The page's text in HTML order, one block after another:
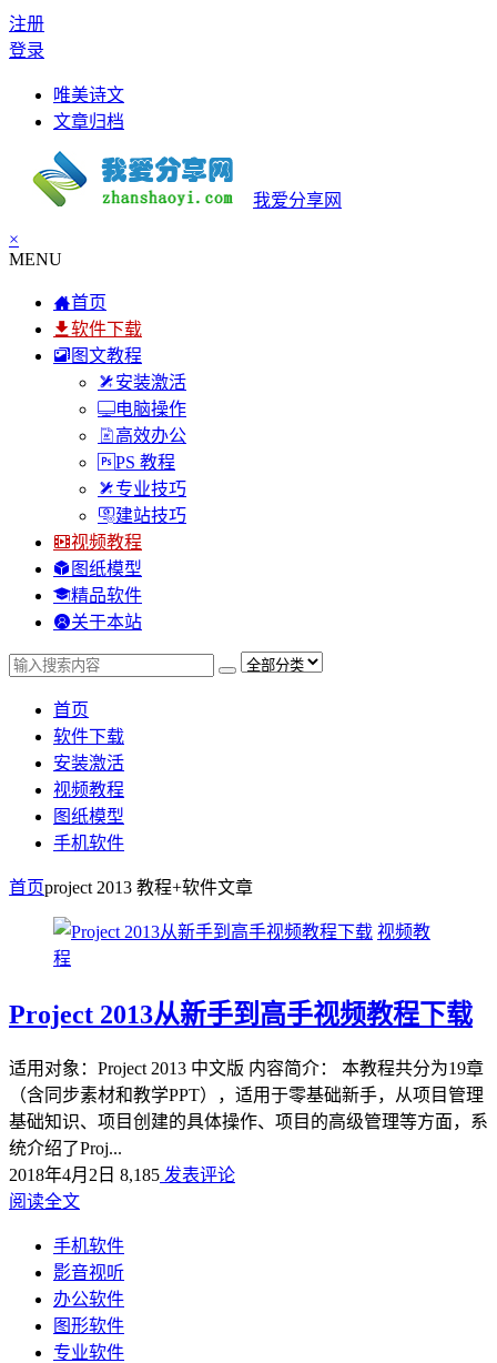
注册
登录
唯美诗文
文章归档
我爱分享网
×
MENU
首页
软件下载
图文教程
安装激活
电脑操作
高效办公
PS 教程
专业技巧
建站技巧
视频教程
图纸模型
精品软件
关于本站
首页
软件下载
安装激活
视频教程
图纸模型
手机软件
首页project 2013 教程+软件文章
视频教
程
Project 2013从新手到高手视频教程下载
适用对象：Project 2013 中文版 内容简介： 本教程共分为19章
（含同步素材和教学PPT），适用于零基础新手，从项目管理
基础知识、项目创建的具体操作、项目的高级管理等方面，系
统介绍了Proj...
2018年4月2日 8,185 发表评论
阅读全文
手机软件
影音视听
办公软件
图形软件
专业软件